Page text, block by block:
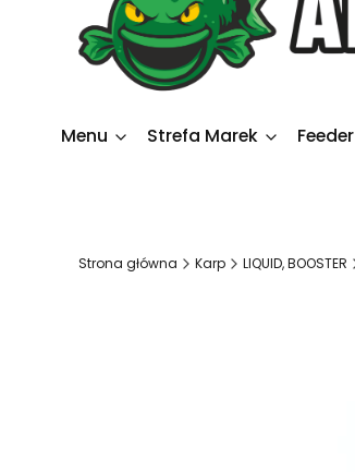
Menu Strefa Marek Feeder
Strona główna Karp LIQUID, BOOSTER